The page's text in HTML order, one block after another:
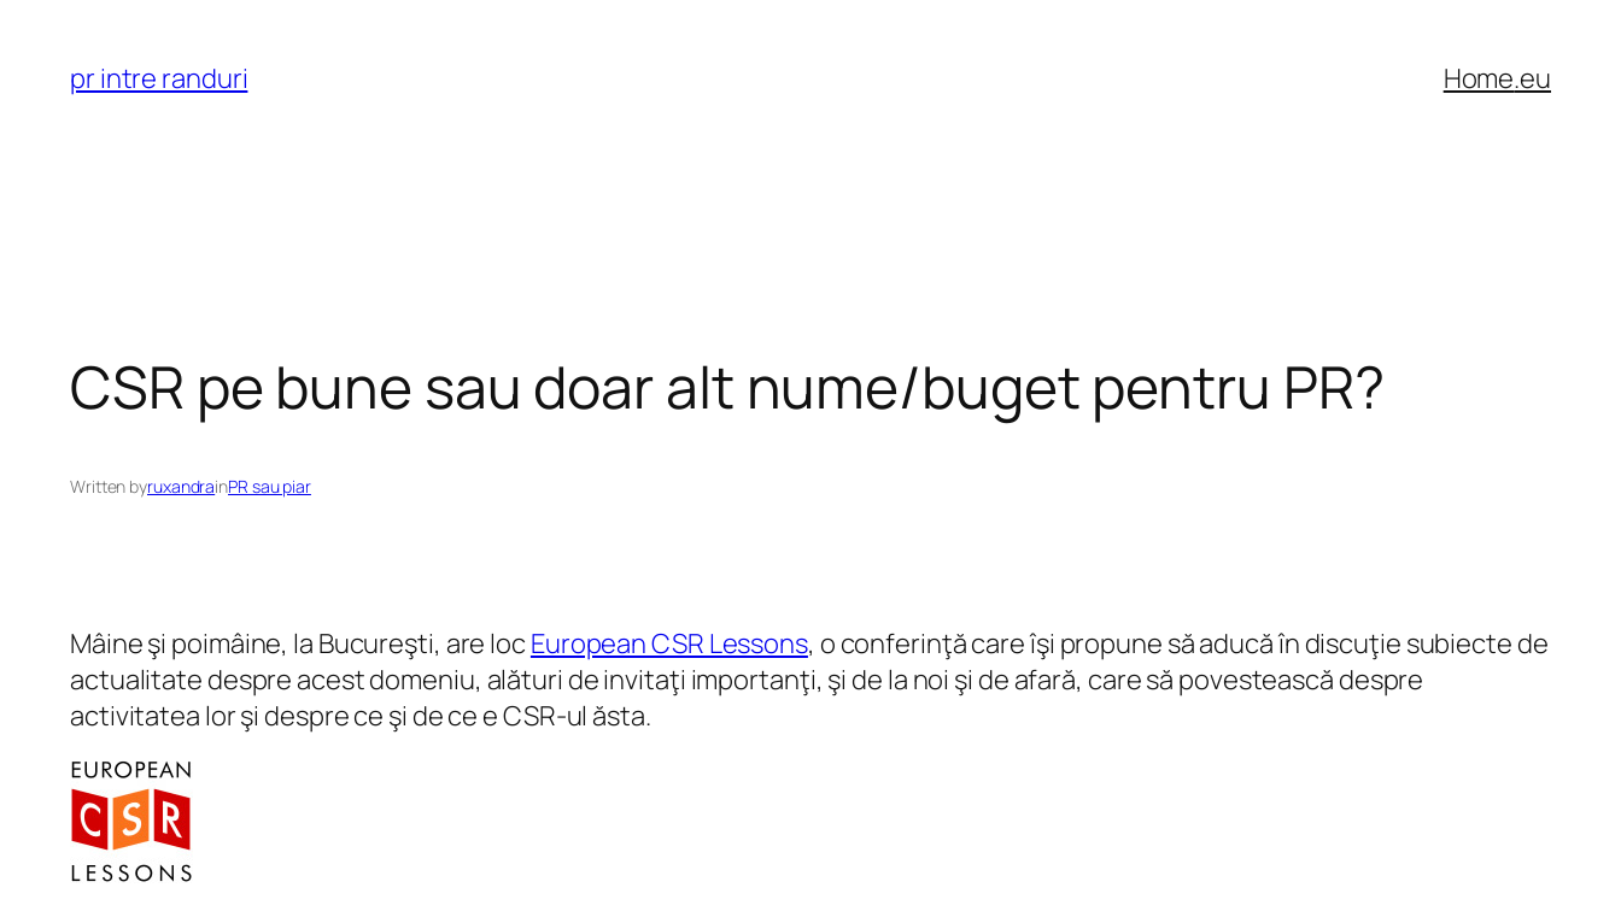
content
pr intre randuri Home.eu
CSR pe bune sau doar alt nume/buget pentru PR?
Written byruxandrainPR sau piar
Mâine şi poimâine, la Bucureşti, are loc European CSR Lessons, o conferinţă care îşi propune să aducă în discuţie subiecte de
actualitate despre acest domeniu, alături de invitaţi importanţi, şi de la noi şi de afară, care să povestească despre
activitatea lor şi despre ce şi de ce e CSR-ul ăsta.